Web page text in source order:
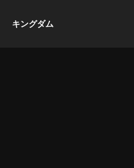
キングダム